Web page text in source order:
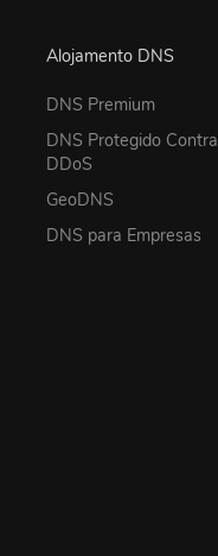
Alojamento DNS
DNS Premium
DNS Protegido Contra
DDoS
GeoDNS
DNS para Empresas